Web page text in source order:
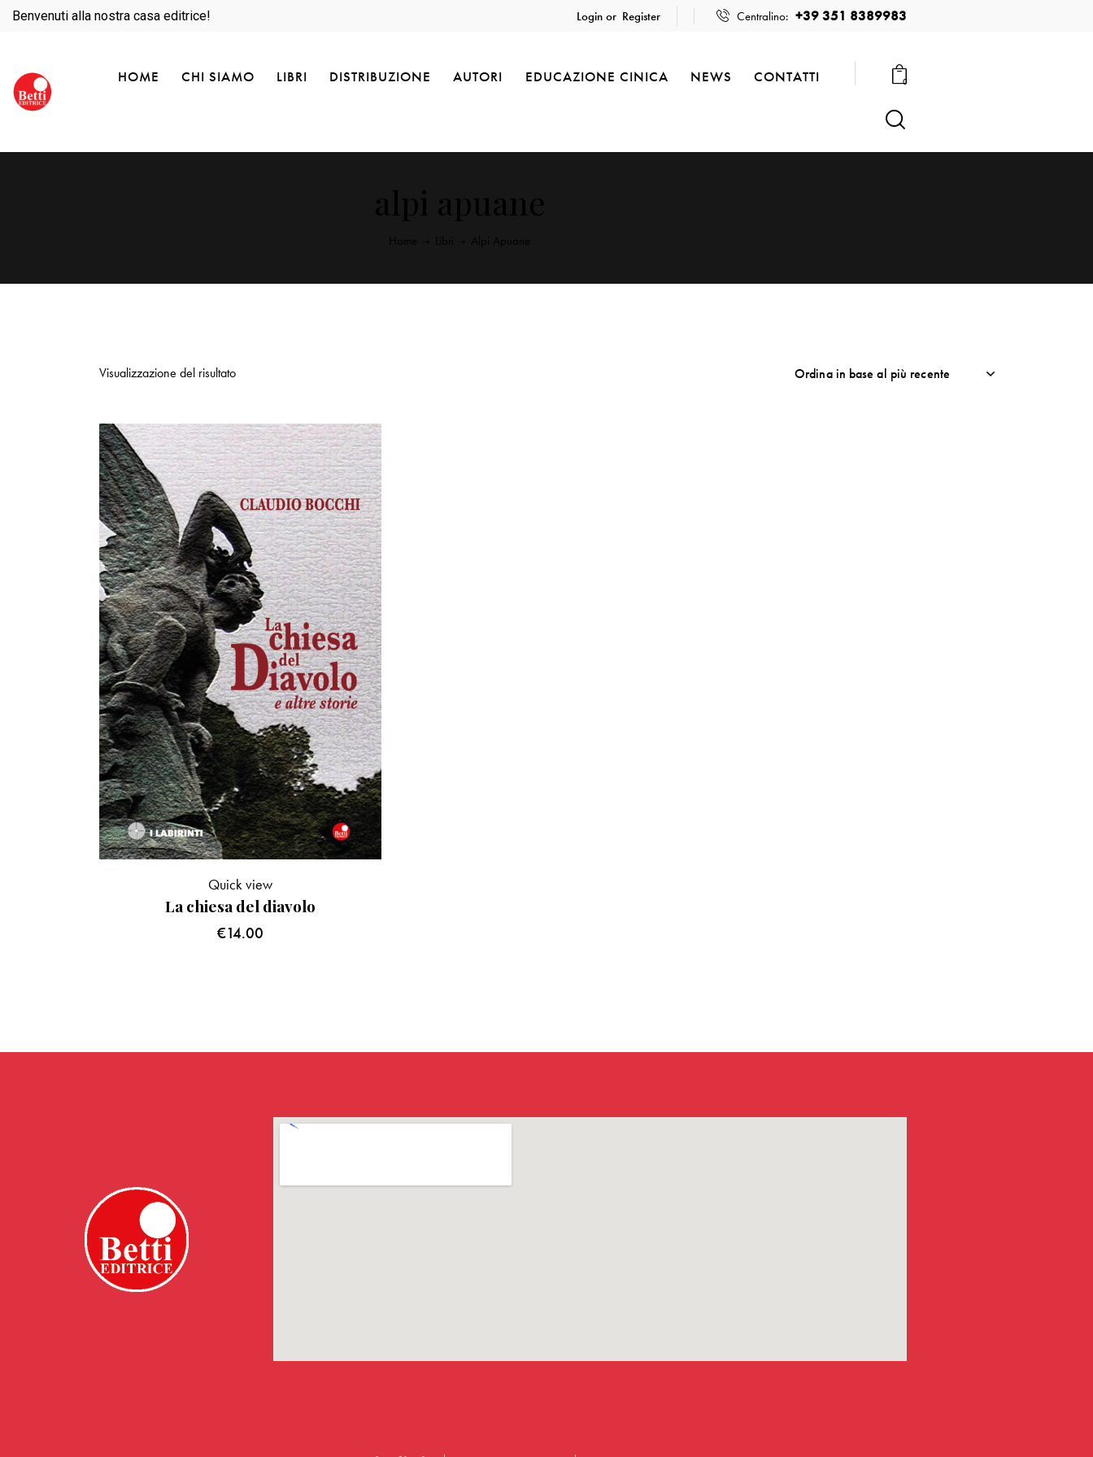
Benvenuti alla nostra casa editrice! Login or Register Centralino: +39 351 8389983
HOME CHI SIAMO LIBRI DISTRIBUZIONE AUTORI EDUCAZIONE CINICA NEWS CONTATTI 0
Visualizzazione del risultato
La chiesa del diavolo
€14.00
Quick view